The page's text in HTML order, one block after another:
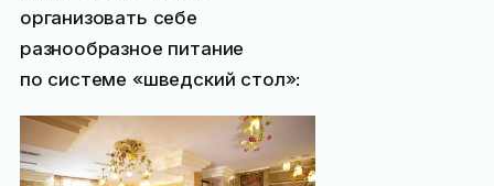
организовать себе
разнообразное питание
по системе «шведский стол»: